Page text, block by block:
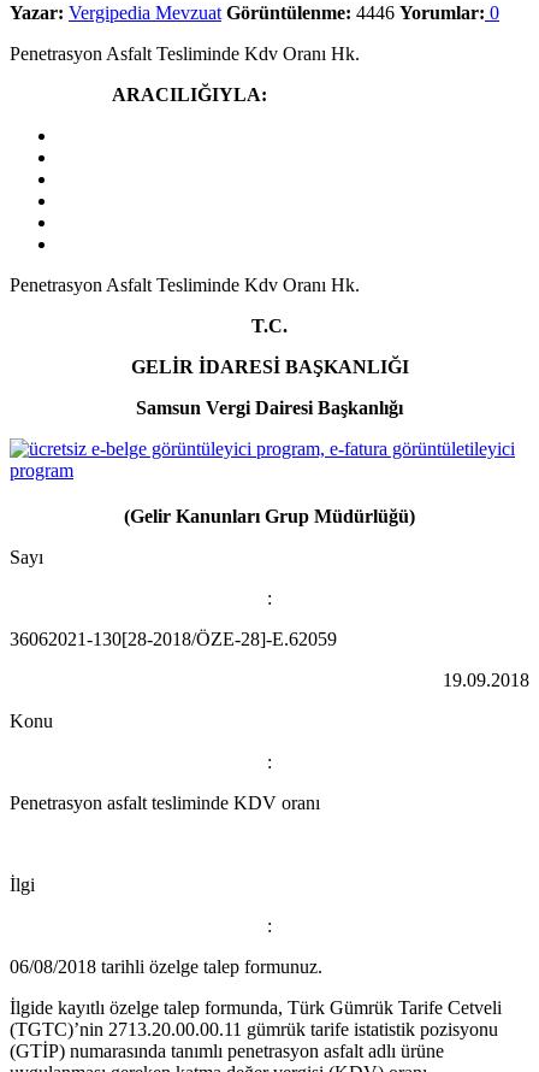
Yazar: Vergipedia Mevzuat Görüntülenme: 4446 Yorumlar: 0
Penetrasyon Asfalt Tesliminde Kdv Oranı Hk.
ARACILIĞIYLA:
Penetrasyon Asfalt Tesliminde Kdv Oranı Hk.
T.C.
GELİR İDARESİ BAŞKANLIĞI
Samsun Vergi Dairesi Başkanlığı
(Gelir Kanunları Grup Müdürlüğü)
Sayı
:
36062021-130[28-2018/ÖZE-28]-E.62059
19.09.2018
Konu
:
Penetrasyon asfalt tesliminde KDV oranı
İlgi
:
06/08/2018 tarihli özelge talep formunuz.
İlgide kayıtlı özelge talep formunda, Türk Gümrük Tarife Cetveli
(TGTC)’nin 2713.20.00.00.11 gümrük tarife istatistik pozisyonu
(GTİP) numarasında tanımlı penetrasyon asfalt adlı ürüne